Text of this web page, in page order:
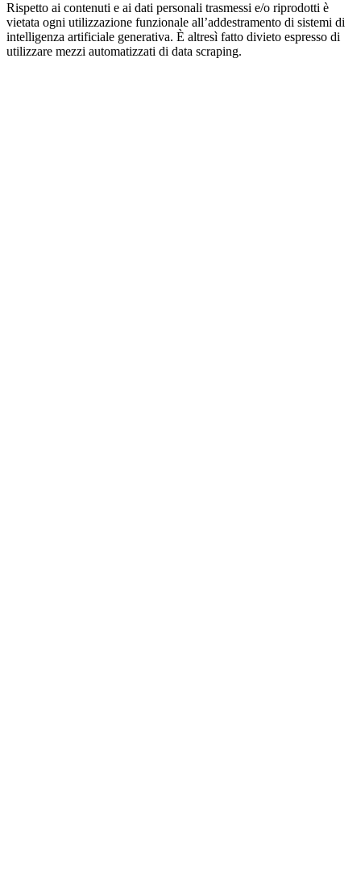
Rispetto ai contenuti e ai dati personali trasmessi e/o riprodotti è
vietata ogni utilizzazione funzionale all’addestramento di sistemi di
intelligenza artificiale generativa. È altresì fatto divieto espresso di
utilizzare mezzi automatizzati di data scraping.